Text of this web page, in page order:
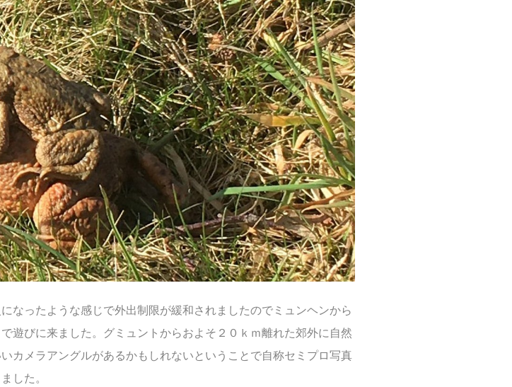
なったような感じで外出制限が緩和されましたのでミュンヘンから
遊びに来ました。グミュントからおよそ２０ｋｍ離れた郊外に自然
カメラアングルがあるかもしれないということで自称セミプロ写真
した。